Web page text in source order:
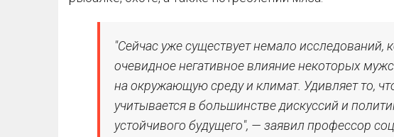
"Сейчас уже существует немало исследований,
очевидное негативное влияние некоторых
на окружающую среду и климат. Удивляет то,
учитывается в большинстве дискуссий и
устойчивого будущего", — заявил профессор